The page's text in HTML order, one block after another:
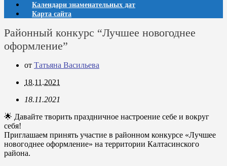
Календари знаменательных дат
Карта сайта
Районный конкурс “Лучшее новогоднее
оформление”
от Татьяна Васильева
18.11.2021
18.11.2021
🌟 Давайте творить праздничное настроение себе и вокруг
себя!
Приглашаем принять участие в районном конкурсе «Лучшее
новогоднее оформление» на территории Калтасинского
района.